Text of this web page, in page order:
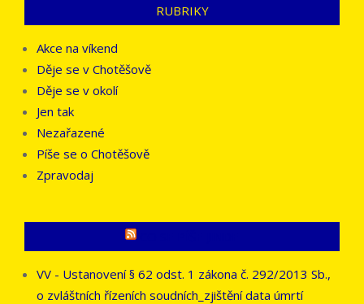
RUBRIKY
Akce na víkend
Děje se v Chotěšově
Děje se v okolí
Jen tak
Nezařazené
Píše se o Chotěšově
Zpravodaj
VV - Ustanovení § 62 odst. 1 zákona č. 292/2013 Sb.,
o zvláštních řízeních soudních_zjištění data úmrtí